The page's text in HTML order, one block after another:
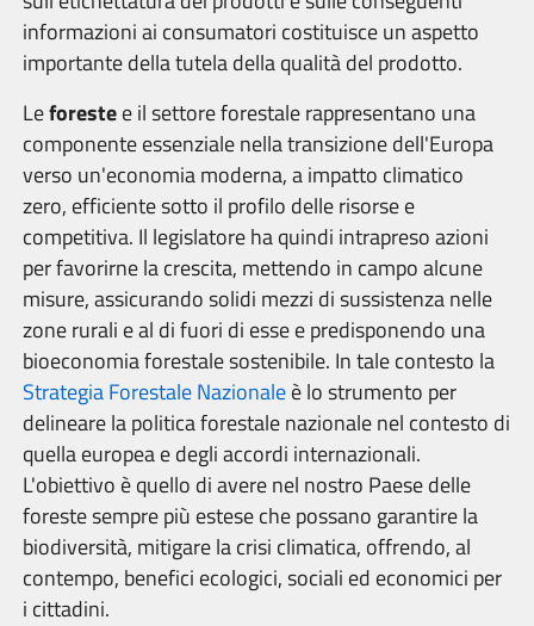
informazioni ai consumatori costituisce un aspetto
importante della tutela della qualità del prodotto.
Leforestee il settore forestale rappresentano una
componente essenziale nella transizione dell'Europa
verso un'economia moderna, a impatto climatico
zero, efficiente sotto il profilo delle risorse e
competitiva. Il legislatore ha quindi intrapreso azioni
per favorirne la crescita, mettendo in campo alcune
misure, assicurando solidi mezzi di sussistenza nelle
zone rurali e al di fuori di esse e predisponendo una
bioeconomia forestale sostenibile. In tale contesto la
Strategia Forestale Nazionaleè lo strumento per
delineare la politica forestale nazionale nel contesto di
quella europea e degli accordi internazionali.
L'obiettivo è quello di avere nel nostro Paese delle
foreste sempre più estese che possano garantire la
biodiversità, mitigare la crisi climatica, offrendo, al
contempo, benefici ecologici, sociali ed economici per
i cittadini.